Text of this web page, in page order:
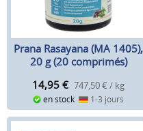
Prana Rasayana (MA 1405),
20 g (20 comprimés)
14,95 € 747,50 € / kg
en stock 1-3 jours